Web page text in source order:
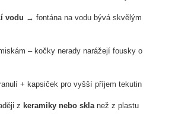
vodu → fontána na vodu bývá skvělým
– kočky nerady narážejí fousky o
+ kapsiček pro vyšší příjem tekutin
z keramiky nebo sklanež z plastu